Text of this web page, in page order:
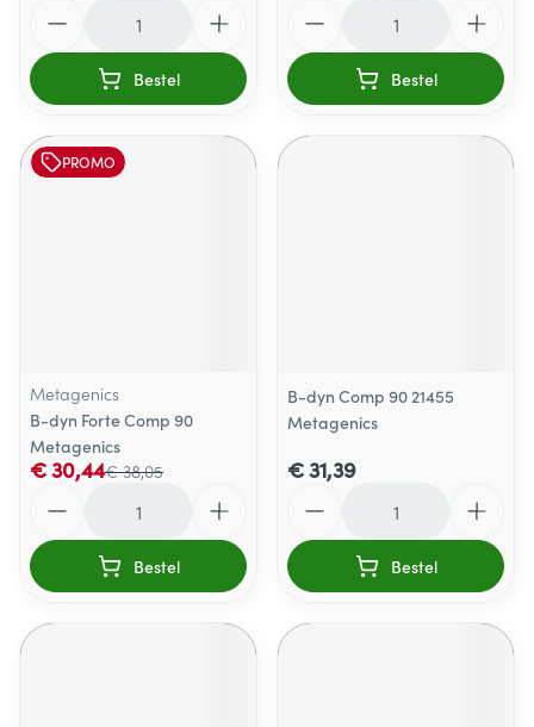
Bestel Bestel
PROMO
Metagenics
B-dyn Forte Comp 90
Metagenics
€ 38,05
€ 30,44
Bestel
B-dyn Comp 90 21455
Metagenics
€ 31,39
Bestel